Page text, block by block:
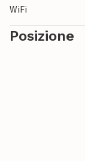
WiFi
Posizione